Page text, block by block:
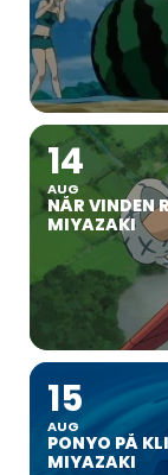
14
AUG
NÅR VINDEN
MIYAZAKI
15
AUG
PONYO PÅ
MIYAZAKI